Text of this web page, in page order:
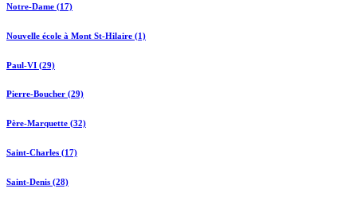
Notre-Dame (17)
Nouvelle école à Mont St-Hilaire (1)
Paul-VI (29)
Pierre-Boucher (29)
Père-Marquette (32)
Saint-Charles (17)
Saint-Denis (28)